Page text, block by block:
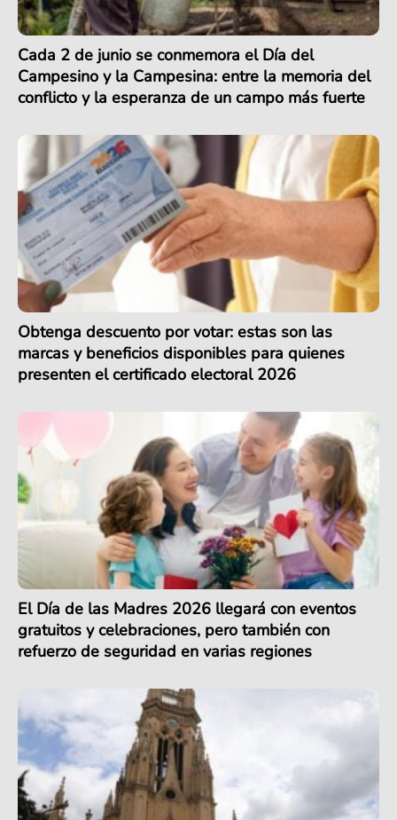
Cada 2 de junio se conmemora el Día del
Campesino y la Campesina: entre la memoria del
conflicto y la esperanza de un campo más fuerte
Obtenga descuento por votar: estas son las
marcas y beneficios disponibles para quienes
presenten el certificado electoral 2026
El Día de las Madres 2026 llegará con eventos
gratuitos y celebraciones, pero también con
refuerzo de seguridad en varias regiones